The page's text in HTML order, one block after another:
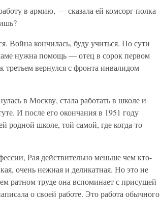
в армию, — сказала ей комсорг полка
Война кончилась, буду учиться. По сути
нужна помощь — отец в сорок первом
вернулся с фронта инвалидом
в Москву, стала работать в школе и
И после его окончания в 1951 году
родной школе, той самой, где когда-то
Рая действительно меньше чем кто-
очень нежная и деликатная. Но это не
ратном труде она вспоминает с присущей
о своей работе. Это работа обычного